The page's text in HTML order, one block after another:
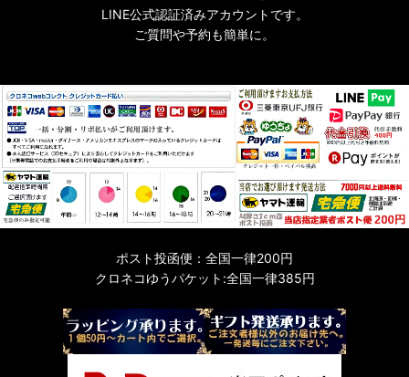
LINE公式認証済みアカウントです。
ご質問や予約も簡単に。
ポスト投函便：全国一律200円
クロネコゆうパケット:全国一律385円